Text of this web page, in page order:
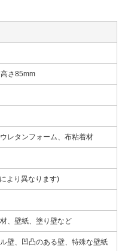
さ85mm
レタンフォーム、布粘着材
より異なります)
、壁紙、塗り壁など
壁、凹凸のある壁、特殊な壁紙